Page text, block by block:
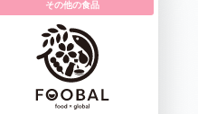
その他の食品